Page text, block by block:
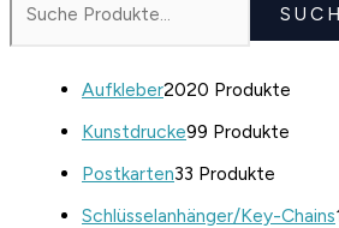
Aufkleber2020 Produkte
Kunstdrucke99 Produkte
Postkarten33 Produkte
Schlüsselanhänger/Key-Chains